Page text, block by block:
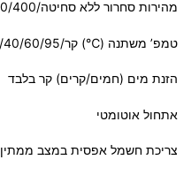
מהירות סחרור ללא סחיטה/1200/1000/800/600/400 סל”ד
טמפ’ משתנה (℃) קר/20/30/40/60/95℃
הזנת מים (חמים/קרים) קר בלבד
אתחול אוטומטי
צריכת חשמל אפסית במצב ממתין